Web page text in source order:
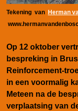
Tekening van Herman
Op 12 oktober
bespreking in
Reinforcement-
in een voormalig
Meteen na de
verplaatsing van